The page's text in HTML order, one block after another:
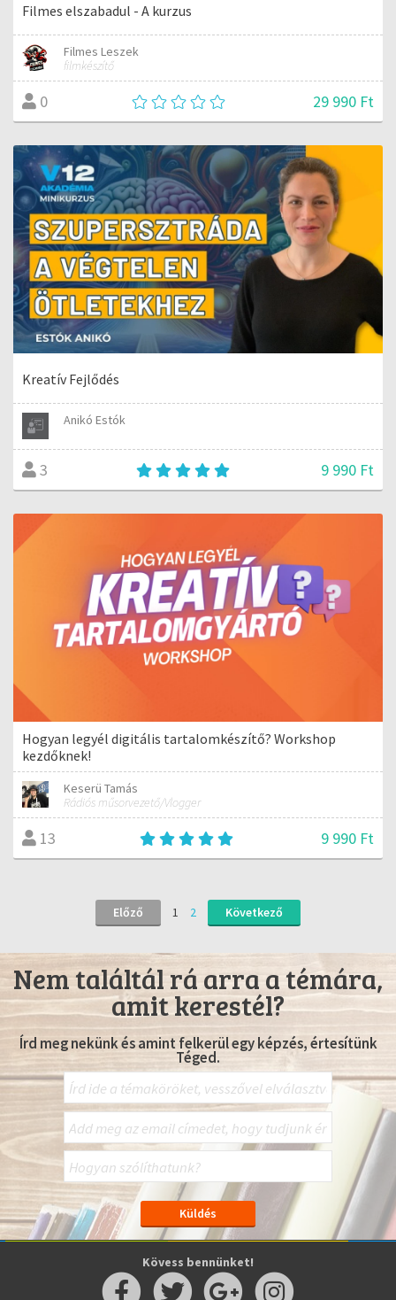
Filmes elszabadul - A kurzus
Filmes Leszek
filmkészítő
0 29 990 Ft
Kreatív Fejlődés
Anikó Estók
3 9 990 Ft
Hogyan legyél digitális tartalomkészítő? Workshop
kezdőknek!
Keserü Tamás
Rádiós műsorvezető/Vlogger
13 9 990 Ft
Előző 1 2 Következő
Nem találtál rá arra a témára,
amit kerestél?
Írd meg nekünk és amint felkerül egy képzés, értesítünk
Téged.
Kövess bennünket!